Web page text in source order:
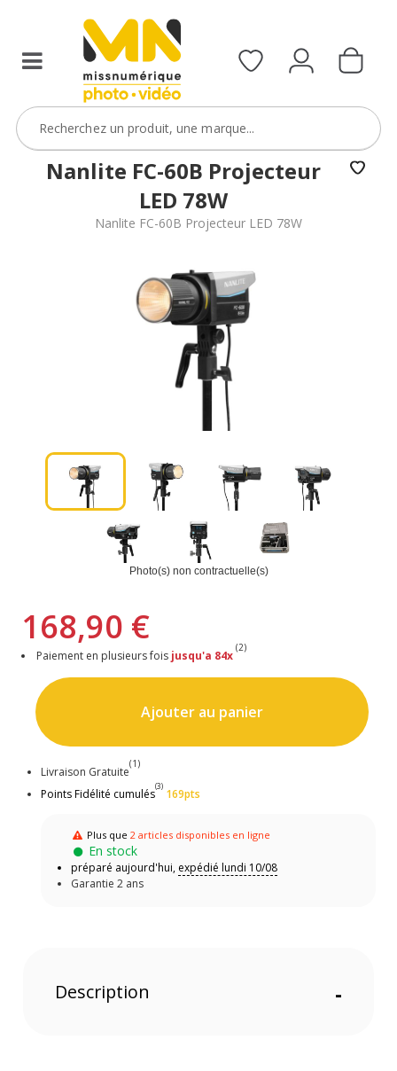
Nanlite FC-60B Projecteur
LED 78W
Nanlite FC-60B Projecteur LED 78W
Photo(s) non contractuelle(s)
168,90 €
Paiement en plusieurs fois jusqu'a 84x
(2)
Ajouter au panier
Livraison Gratuite
(1)
Points Fidélité cumulés
(3)
169pts
Plus que2 articles disponibles en ligne
En stock
préparé aujourd'hui, expédié lundi 10/08
Garantie 2 ans
Description -